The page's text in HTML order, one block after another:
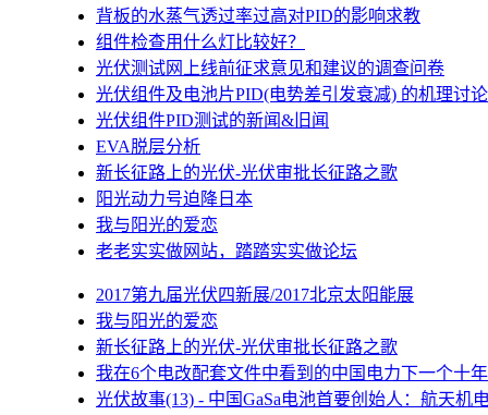
背板的水蒸气透过率过高对PID的影响求教
组件检查用什么灯比较好？
光伏测试网上线前征求意见和建议的调查问卷
光伏组件及电池片PID(电势差引发衰减) 的机理讨论
光伏组件PID测试的新闻&旧闻
EVA脱层分析
新长征路上的光伏-光伏审批长征路之歌
阳光动力号迫降日本
我与阳光的爱恋
老老实实做网站，踏踏实实做论坛
2017第九届光伏四新展/2017北京太阳能展
我与阳光的爱恋
新长征路上的光伏-光伏审批长征路之歌
我在6个电改配套文件中看到的中国电力下一个十年
光伏故事(13) - 中国GaSa电池首要创始人：航天机